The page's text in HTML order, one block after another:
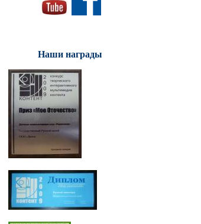
Наши награды